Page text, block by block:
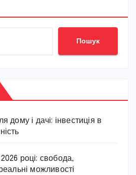
Пошук
дому і дачі: інвестиція в
році: свобода,
можливості